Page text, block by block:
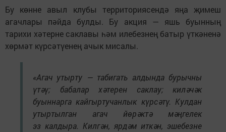
Бу көнне авыл клубы территориясендә яңа җимеш
агачлары пәйда булды. Бу акция — яшь буынның
тарихи хәтерне саклавы һәм илебезнең батыр үткәненә
хөрмәт күрсәтүенең ачык мисалы.
«Агач утырту — табигать алдында бурычны
үтәү; бабалар хәтерен саклау; киләчәк
буыннарга кайгыртучанлык күрсәтү. Кулдан
утыртылган агач йөрәктә мәңгелек
эз калдыра. Килгән, ярдәм иткән, эшебезне